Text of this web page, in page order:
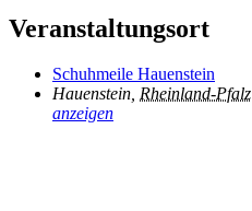
Veranstaltungsort
Schuhmeile Hauenstein
Hauenstein, Rheinland-Pfalz
anzeigen